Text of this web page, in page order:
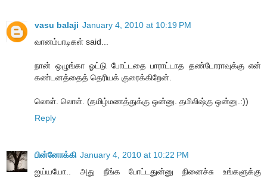
vasu balaji January 4, 2010 at 10:19 PM
வானம்பாடிகள் said...
நான் ஒழுங்கா ஓட்டு போட்டதை பாராட்டாத தண்டோராவுக்கு என்
கண்டனத்தைத் தெரியக் குரைக்கிறேன்.
லொள். லொள். (தமிழ்மணத்துக்கு ஒன்னு. தமிலிஷ்கு ஒன்னு.:))
Reply
பின்னோக்கி January 4, 2010 at 10:22 PM
ஐய்யயோ.. அது நீங்க போட்டதுன்னு நினைச்சு உங்களுக்கு